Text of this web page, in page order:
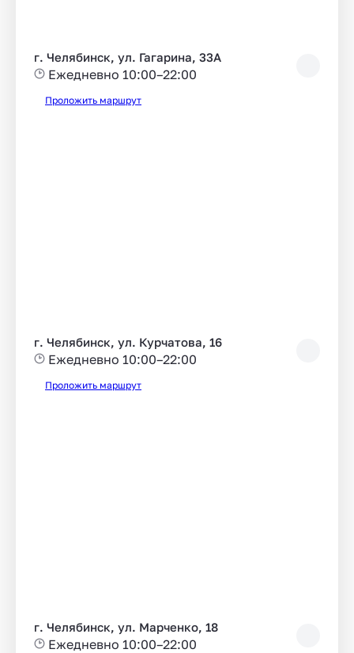
г. Челябинск, ул. Гагарина, 33А
Ежедневно 10:00–22:00
Проложить маршрут
г. Челябинск, ул. Курчатова, 16
Ежедневно 10:00–22:00
Проложить маршрут
г. Челябинск, ул. Марченко, 18
Ежедневно 10:00–22:00